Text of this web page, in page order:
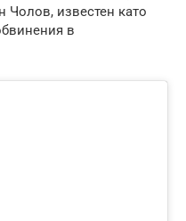
Чолов, известен като
в